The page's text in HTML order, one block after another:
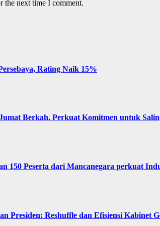
the next time I comment.
Rating Naik 15%
Berkah, Perkuat Komitmen untuk
150 Peserta dari Mancanegara perkuat
Presiden: Reshuffle dan Efisiensi Kabinet